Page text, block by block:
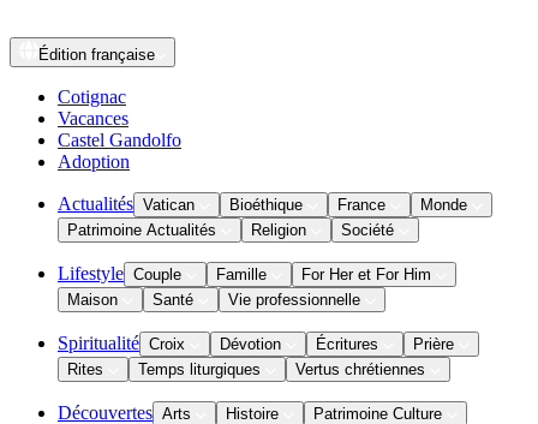
Édition française
Cotignac
Vacances
Castel Gandolfo
Adoption
Actualités Vatican Bioéthique France
Monde
Patrimoine Actualités
Religion Société
Lifestyle Couple Famille
For Her et For Him
Maison
Santé Vie professionnelle
Spiritualité Croix Dévotion Écritures
Prière
Rites
Temps liturgiques Vertus chrétiennes
Découvertes Arts Histoire
Patrimoine Culture